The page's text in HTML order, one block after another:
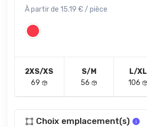
À partir de 15.19 € / pièce
2XS/XS
69
S/M
56
L/XL
106
Choix emplacement(s)